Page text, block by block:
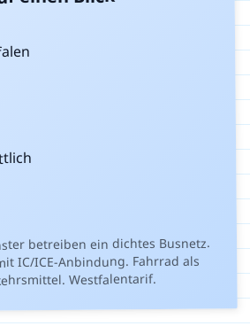
betreiben ein dichtes Busnetz.
IC/ICE-Anbindung. Fahrrad als
Westfalentarif.